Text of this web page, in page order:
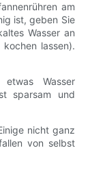
am
ist, geben Sie
Wasser an
lassen).
Wasser
sparsam und
nicht ganz
von selbst